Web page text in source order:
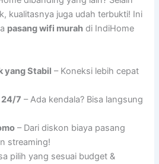
kualitasnya juga udah terbukti! Ini
pasang wifi murah di IndiHome
yang Stabil – Koneksi lebih cepat
24/7 – Ada kendala? Bisa langsung
– Dari diskon biaya pasang
streaming!
pilih yang sesuai budget &